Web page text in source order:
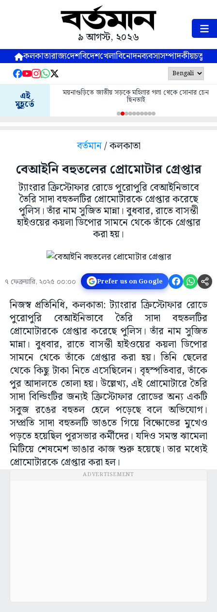
৯ আগস্ট, ২০২৬
কলকাতারাজ্যদেশবিদেশখেলাবিনোদনব্যবসাসম্পাদকীয়
এই
মুহূর্তে
ময়নাগুড়িতে জাতীয় সড়কে মহিলার গলা থেকে সোনার চেন
ছিনতাই
বর্তমান/ কলকাতা
বেআইনি বহুতলের প্রোমোটার গ্রেপ্তার
ট্যাংরার ক্রিস্টোফার রোডে পুরোপুরি বেআইনিভাবে
তৈরি সাদা বহুতলটির প্রোমোটারকে গ্রেপ্তার করেছে
পুলিস। তাঁর নাম সুজিত মান্না। বুধবার, রাতে বাসন্তী
হাইওয়ের কয়লা ডিপোর সামনে থেকে তাঁকে গ্রেপ্তার
করা হয়।
৭ ফেব্রুয়ারি, ২০২৫ ০০:০০ Prefer us on Google
নিজস্ব প্রতিনিধি, কলকাতা: ট্যাংরার ক্রিস্টোফার রোডে
পুরোপুরি বেআইনিভাবে তৈরি সাদা বহুতলটির
প্রোমোটারকে গ্রেপ্তার করেছে পুলিস। তাঁর নাম সুজিত
মান্না। বুধবার, রাতে বাসন্তী হাইওয়ের কয়লা ডিপোর
সামনে থেকে তাঁকে গ্রেপ্তার করা হয়। তিনি ছেলের
থেকে কিছু টাকা নিতে এসেছিলেন। বৃহস্পতিবার, তাঁকে
পুর আদালতে তোলা হয়। উল্লেখ্য, এই প্রোমোটারে তৈরি
সাদা বিল্ডিংটির জন্যই ক্রিস্টোফার রোডের অন্য একটি
সবুজ রঙের বহুতল হেলে পড়েছে বলে অভিযোগ।
সম্প্রতি সাদা বহুতলটি ভাঙতে গিয়ে বিক্ষোভের মুখেও
পড়তে হয়েছিল পুরসভার কর্মীদের। যদিও সমস্ত ঝামেলা
মিটিয়ে শেষমেশ ভাঙার কাজ শুরু হয়েছে। তার মধ্যেই
প্রোমোটারকে গ্রেপ্তার করা হল।
ADVERTISEMENT